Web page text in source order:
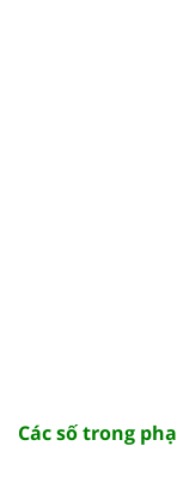
Các số trong